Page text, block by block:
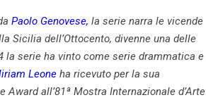
Paolo Genovese, la serie narra le vicende
Sicilia dell’Ottocento, divenne una delle
la serie ha vinto come serie drammatica e
Leone ha ricevuto per la sua
Award all’81ª Mostra Internazionale d’Arte